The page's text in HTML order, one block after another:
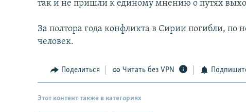
так и не пришли к единому мнению о путях
За полтора года конфликта в Сирии погибли,
человек.
Поделиться Читать без VPN
Этот контент также в категориях